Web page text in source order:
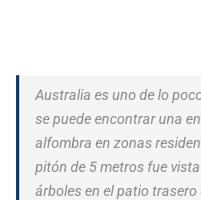
Australia es uno de lo
se puede encontrar una
alfombra en zonas
pitón de 5 metros fue
árboles en el patio trasero